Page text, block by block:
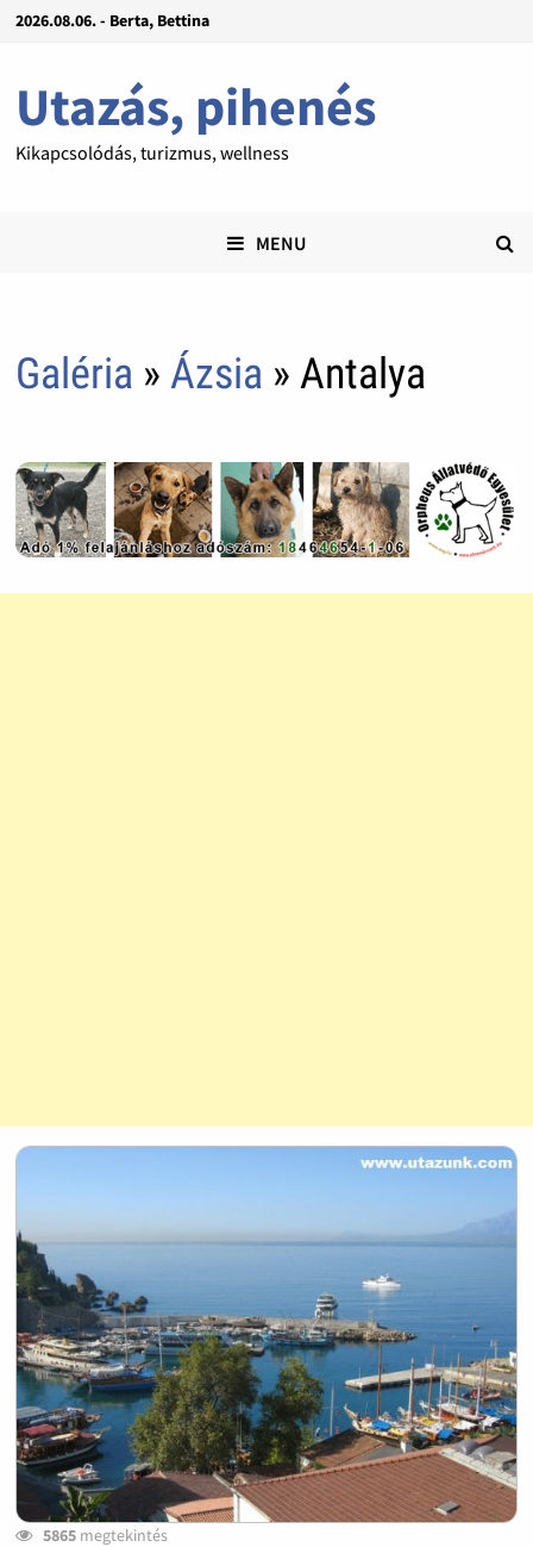
2026.08.06. - Berta, Bettina
Utazás, pihenés
Kikapcsolódás, turizmus, wellness
MENU
Galéria » Ázsia » Antalya
5865megtekintés